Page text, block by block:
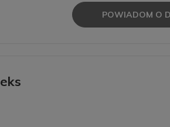
POWIADOM O